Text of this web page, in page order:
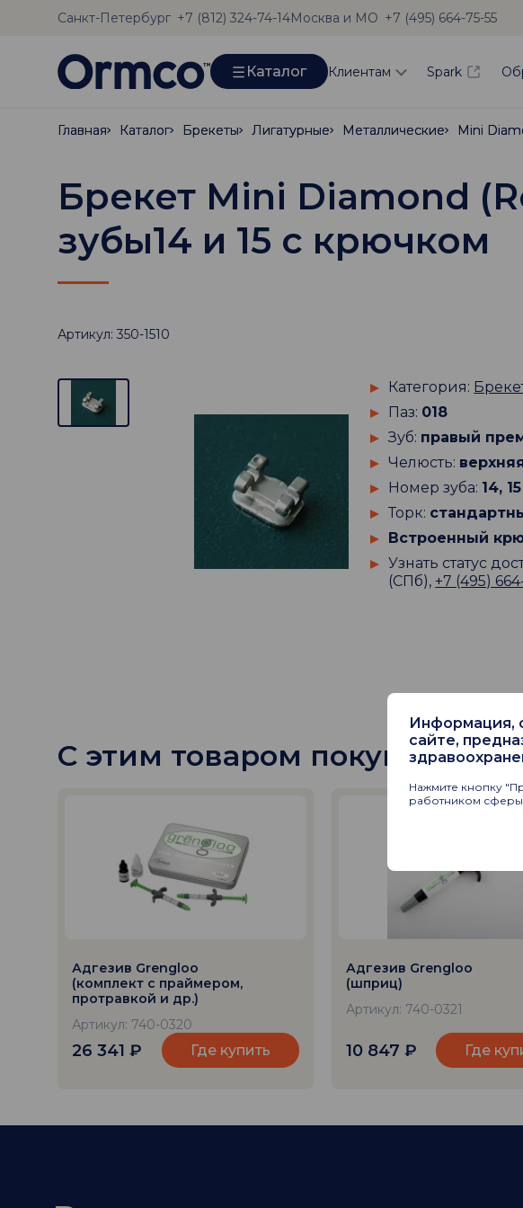
Санкт-Петербург +7 (812) 324-74-14Москва и МО +7 (495) 664-75-55
Каталог Клиентам Spark
Главная
Главная Каталог
Каталог Брекеты
Брекеты Лигатурные
Лигатурные Металлические
Металлические Mini
Mini
Брекет Mini Diamond
зубы14 и 15 с крючком
Артикул: 350-1510
Категория:
Паз: 018
Зуб: правый
Челюсть:
Номер зуба: 14, 15
Торк:
Встроенный
Узнать статус
(СПб), +7 (495)
С этим товаром покупают
Адгезив Grengloo
(комплект с праймером,
протравкой и др.)
Артикул: 740-0320
26 341 ₽ Где купить
Адгезив Grengloo
(шприц)
Артикул: 740-0321
10 847 ₽ Где
Информация,
сайте,
Нажмите кнопку
работником сферы